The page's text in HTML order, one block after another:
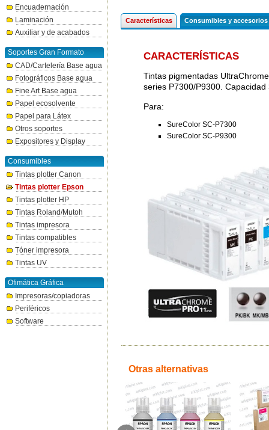
Encuadernación
Laminación
Auxiliar y de acabados
Soportes Gran Formato
CAD/Cartelería Base agua
Fotográficos Base agua
Fine Art Base agua
Papel ecosolvente
Papel para Látex
Otros soportes
Expositores y Display
Consumibles
Tintas plotter Canon
Tintas plotter Epson
Tintas plotter HP
Tintas Roland/Mutoh
Tintas impresora
Tintas compatibles
Tóner impresora
Tintas UV
Ofimática Gráfica
Impresoras/copiadoras
Periféricos
Software
Características Consumibles y accesorios
CARACTERÍSTICAS
Tintas pigmentadas
series P7300/P9300. Capacidad
Para:
SureColor SC-P7300
SureColor SC-P9300
Otras alternativas